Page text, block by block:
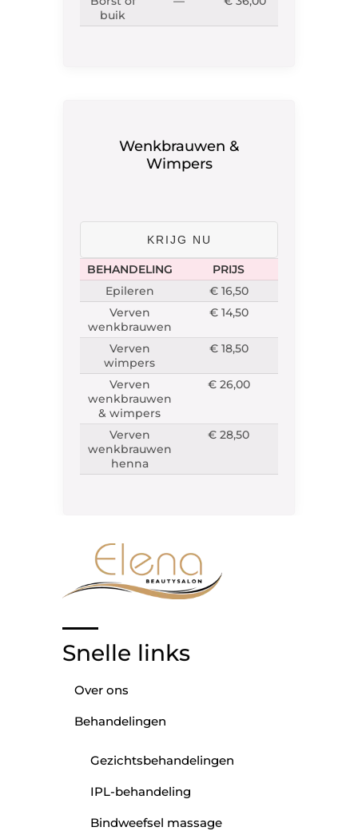
buik
Wenkbrauwen &
Wimpers
KRIJG NU
BEHANDELING
PRIJS
Epileren
€ 16,50
Verven
wenkbrauwen
€ 14,50
Verven
wimpers
€ 18,50
Verven
wenkbrauwen
& wimpers
€ 26,00
Verven
wenkbrauwen
henna
€ 28,50
Snelle links
Over ons
Behandelingen
Gezichtsbehandelingen
IPL-behandeling
Bindweefsel massage